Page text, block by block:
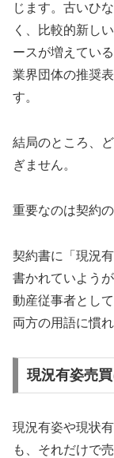
じます。古いひ
く、比較的新し
ースが増えてい
業界団体の推奨
す。
結局のところ、
ぎません。
重要なのは契約
契約書に「現況
書かれていよう
動産従事者とし
両方の用語に慣
現況有姿売
現況有姿や現状
も、それだけで